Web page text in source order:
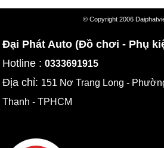
© Copyright 2006
Đại Phát Auto (Đồ chơi - Phụ
Hotline :0333691915
Địa chỉ: 151 Nơ Trang Long -
Thạnh - TPHCM